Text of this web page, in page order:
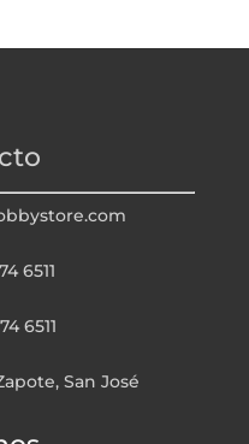
6511
6511
San José